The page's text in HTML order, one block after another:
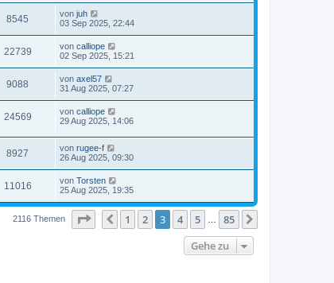
8545 von juh
03 Sep 2025, 22:44
22739 von calliope
02 Sep 2025, 15:21
9088 von axel57
31 Aug 2025, 07:27
24569 von calliope
29 Aug 2025, 14:06
8927 von rugee-f
26 Aug 2025, 09:30
11016 von Torsten
25 Aug 2025, 19:35
2116 Themen Seite von85
Vorherige
1 2 3 4 5 … 85
Gehe zu